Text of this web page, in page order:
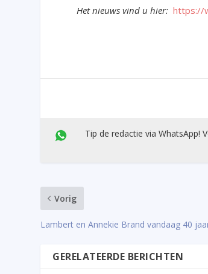
Het nieuws vind u hier:https://
Tip de redactie via WhatsApp!
Vorig
Lambert en Annekie Brand vandaag 40
GERELATEERDE BERICHTEN